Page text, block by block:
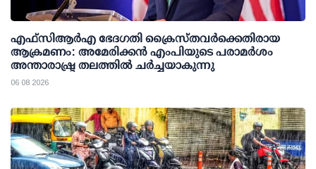
എഫ്‌സി‌ആര്‍‌എ ഭേദഗതി ക്രൈസ്തവർക്കെതിരായ
ആക്രമണം: അമേരിക്കൻ എംപിയുടെ പരാമർശം
അന്താരാഷ്ട്ര തലത്തിൽ ചർച്ചയാകുന്നു
06 08 2026